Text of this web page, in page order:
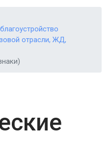
отрасли, ЖД,